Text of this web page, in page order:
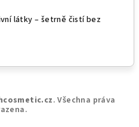
látky – šetrně čistí bez
. Všechna práva